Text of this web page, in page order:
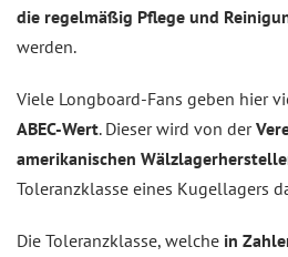
die regelmäßig Pflege und
werden.
Viele Longboard-Fans geben hier
ABEC-Wert. Dieser wird von der
amerikanischen
Toleranzklasse eines Kugellagers
Die Toleranzklasse, welche in